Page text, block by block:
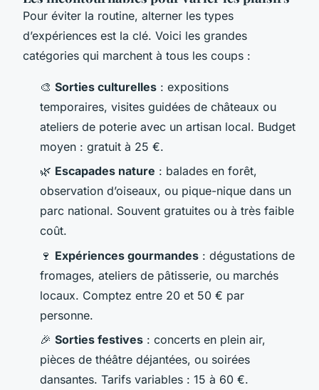
Pour éviter la routine, alterner les types
d’expériences est la clé. Voici les grandes
catégories qui marchent à tous les coups :
🎨 Sorties culturelles : expositions
temporaires, visites guidées de châteaux ou
ateliers de poterie avec un artisan local. Budget
moyen : gratuit à 25 €.
🌿 Escapades nature : balades en forêt,
observation d’oiseaux, ou pique-nique dans un
parc national. Souvent gratuites ou à très faible
coût.
🍷 Expériences gourmandes : dégustations de
fromages, ateliers de pâtisserie, ou marchés
locaux. Comptez entre 20 et 50 € par
personne.
🎉 Sorties festives : concerts en plein air,
pièces de théâtre déjantées, ou soirées
dansantes. Tarifs variables : 15 à 60 €.